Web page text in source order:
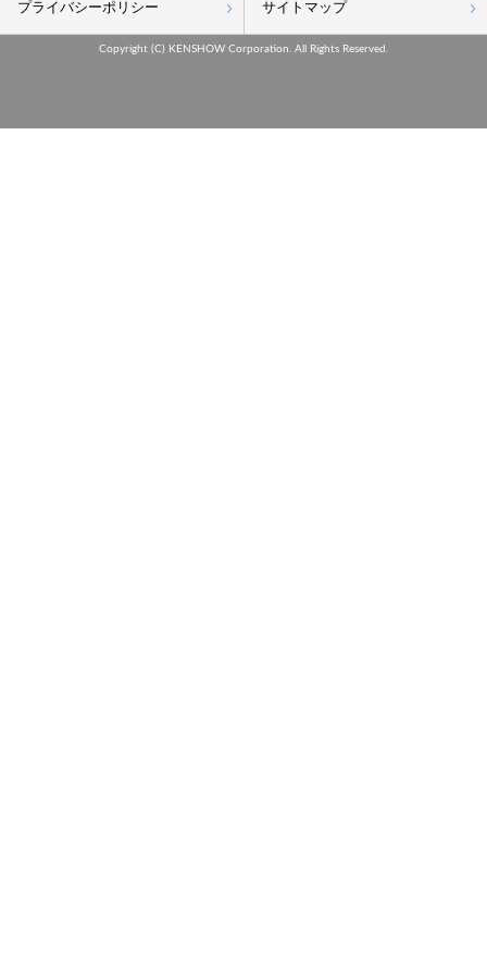
プライバシーポリシー サイトマップ
Copyright (C) KENSHOW Corporation. All Rights Reserved.